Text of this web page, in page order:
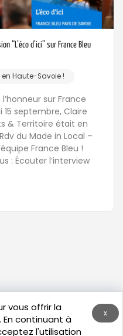
“L’éco d’ici” sur France Bleu
Haute-Savoie !
sur France
15 septembre, Claire
& Territoire était en
du Made in Local –
France Bleu !
: Écouter l’interview
x
vous offrir la
En continuant à
l'utilisation